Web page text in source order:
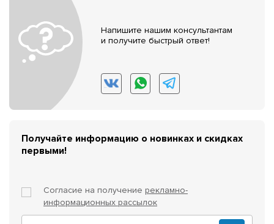
Напишите нашим консультантам
и получите быстрый ответ!
Получайте информацию о новинках и скидках
первыми!
Согласие на получение рекламно-
информационных рассылок